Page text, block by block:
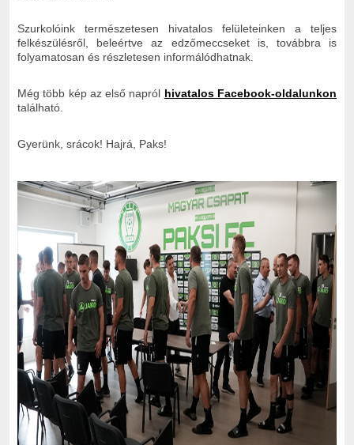
Szurkolóink természetesen hivatalos felületeinken a teljes
felkészülésről, beleértve az edzőmeccseket is, továbbra is
folyamatosan és részletesen informálódhatnak.
Még több kép az első napról hivatalos Facebook-oldalunkon
található.
Gyerünk, srácok! Hajrá, Paks!